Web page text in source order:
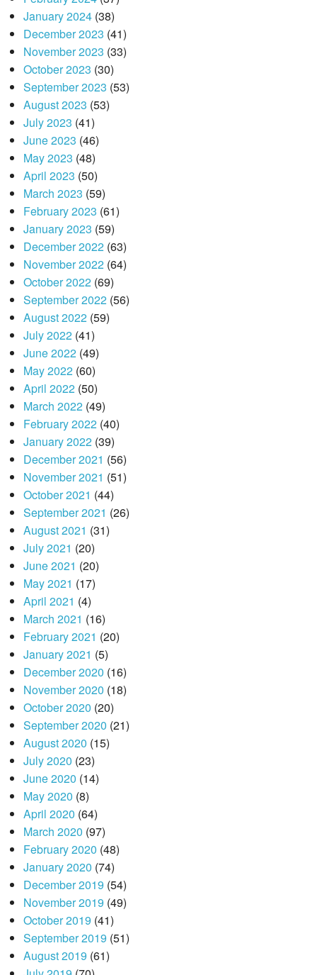
January 2024(38)
December 2023 (41)
November 2023 (33)
October 2023 (30)
September 2023 (53)
August 2023 (53)
July 2023 (41)
June 2023 (46)
May 2023 (48)
April 2023 (50)
March 2023 (59)
February 2023 (61)
January 2023 (59)
December 2022(63)
November 2022(64)
October 2022(69)
September 2022(56)
August 2022(59)
July 2022(41)
June 2022(49)
May 2022(60)
April 2022(50)
March 2022(49)
February 2022(40)
January 2022(39)
December 2021 (56)
November 2021 (51)
October 2021 (44)
September 2021 (26)
August 2021 (31)
July 2021 (20)
June 2021 (20)
May 2021 (17)
April 2021 (4)
March 2021 (16)
February 2021 (20)
January 2021 (5)
December 2020 (16)
November 2020 (18)
October 2020 (20)
September 2020 (21)
August 2020 (15)
July 2020 (23)
June 2020 (14)
May 2020 (8)
April 2020 (64)
March 2020 (97)
February 2020 (48)
January 2020 (74)
December 2019 (54)
November 2019 (49)
October 2019 (41)
September 2019 (51)
August 2019 (61)